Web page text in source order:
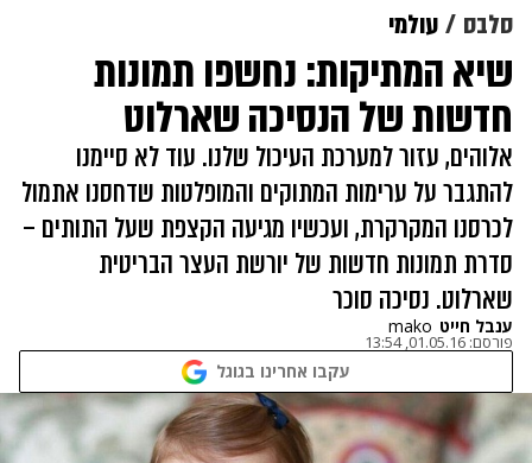
סלבס עולמי
שיא המתיקות: נחשפו תמונות
חדשות של הנסיכה שארלוט
אלוהים, עזור למערכת העיכול שלנו. עוד לא סיימנו
להתגבר על ערימות המתוקים והמופלטות שדחסנו אתמול
לכרסנו המקרקרת, ועכשיו מגיעה הקצפת שעל התותים –
סדרת תמונות חדשות של יורשת העצר הבריטית
שארלוט. נסיכה סוכר
ענבל חייט mako
פורסם: 01.05.16, 13:54
עקבו אחרינו בגוגל